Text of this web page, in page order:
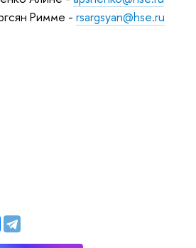
Римме - rsargsyan@hse.ru